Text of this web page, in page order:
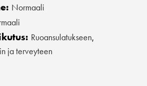
Normaali
Ruoansulatukseen,
ja terveyteen